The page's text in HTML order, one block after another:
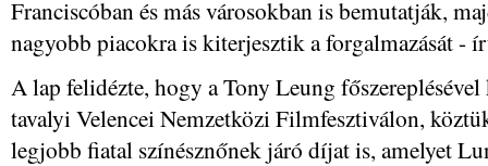
Franciscóban és más városokban is bemutatják,
nagyobb piacokra is kiterjesztik a forgalmazását -
A lap felidézte, hogy a Tony Leung
tavalyi Velencei Nemzetközi Filmfesztiválon,
legjobb fiatal színésznőnek járó díjat is, amelyet